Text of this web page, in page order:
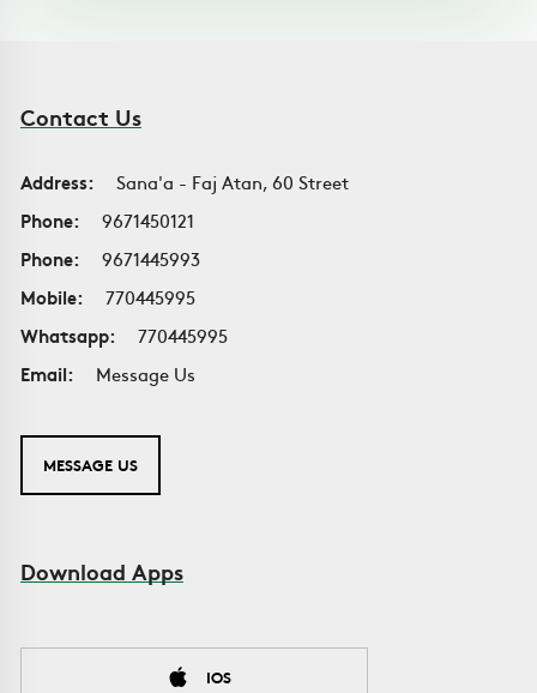
Contact Us
Address:
Sana'a - Faj Atan, 60 Street
Phone:
9671450121
Phone:
9671445993
Mobile:
770445995
Whatsapp:
770445995
Email:
Message Us
MESSAGE US
Download Apps
IOS